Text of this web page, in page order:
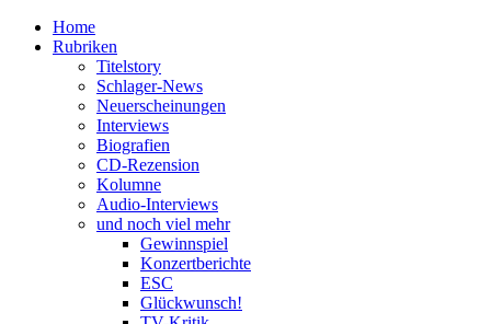
Home
Rubriken
Titelstory
Schlager-News
Neuerscheinungen
Interviews
Biografien
CD-Rezension
Kolumne
Audio-Interviews
und noch viel mehr
Gewinnspiel
Konzertberichte
ESC
Glückwunsch!